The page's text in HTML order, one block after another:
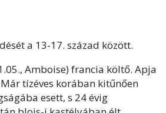
a 13-17. század között.
Amboise) francia költő. Apja
tízéves korában kitűnően
esett, s 24 évig